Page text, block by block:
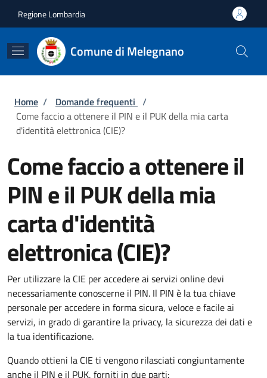
Regione Lombardia
Comune di Melegnano
Briciole di pane
Home / Domande frequenti /
Come faccio a ottenere il PIN e il PUK della mia carta
d'identità elettronica (CIE)?
Come faccio a ottenere il
PIN e il PUK della mia
carta d'identità
elettronica (CIE)?
Per utilizzare la CIE per accedere ai servizi online devi
necessariamente conoscerne il PIN. Il PIN è la tua chiave
personale per accedere in forma sicura, veloce e facile ai
servizi, in grado di garantire la privacy, la sicurezza dei dati e
la tua identificazione.
Quando ottieni la CIE ti vengono rilasciati congiuntamente
anche il PIN e il PUK, forniti in due parti: